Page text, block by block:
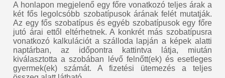
A honlapon megjelenő egy főre vonatkozó teljes árak a
két fős legolcsóbb szobatípusok árának felét mutatják.
Az egy fős szobatípus és egyéb szobatípusok egy főre
jutó árai ettől eltérhetnek. A konkrét más szobatípusra
vonatkozó kalkulációt a szálloda lapján a képek alatti
naptárban, az időpontra kattintva látja, miután
kiválasztotta a szobában lévő felnőtt(ek) és esetleges
gyermek(ek) számát. A fizetési ütemezés a teljes